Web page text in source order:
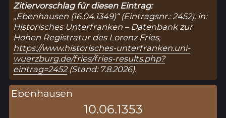
Zitiervorschlag für diesen Eintrag:
„Ebenhausen (16.04.1349)“ (Eintragsnr.: 2452), in:
Historisches Unterfranken – Datenbank zur
Hohen Registratur des Lorenz Fries,
https://www.historisches-unterfranken.uni-
wuerzburg.de/fries/fries-results.php?
eintrag=2452(Stand: 7.8.2026).
Ebenhausen
10.06.1353